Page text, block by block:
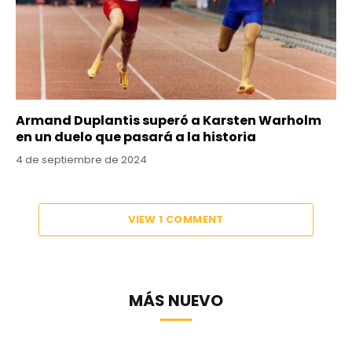
Armand Duplantis superó a Karsten Warholm
en un duelo que pasará a la historia
4 de septiembre de 2024
VIEW 1 COMMENT
MÁS NUEVO